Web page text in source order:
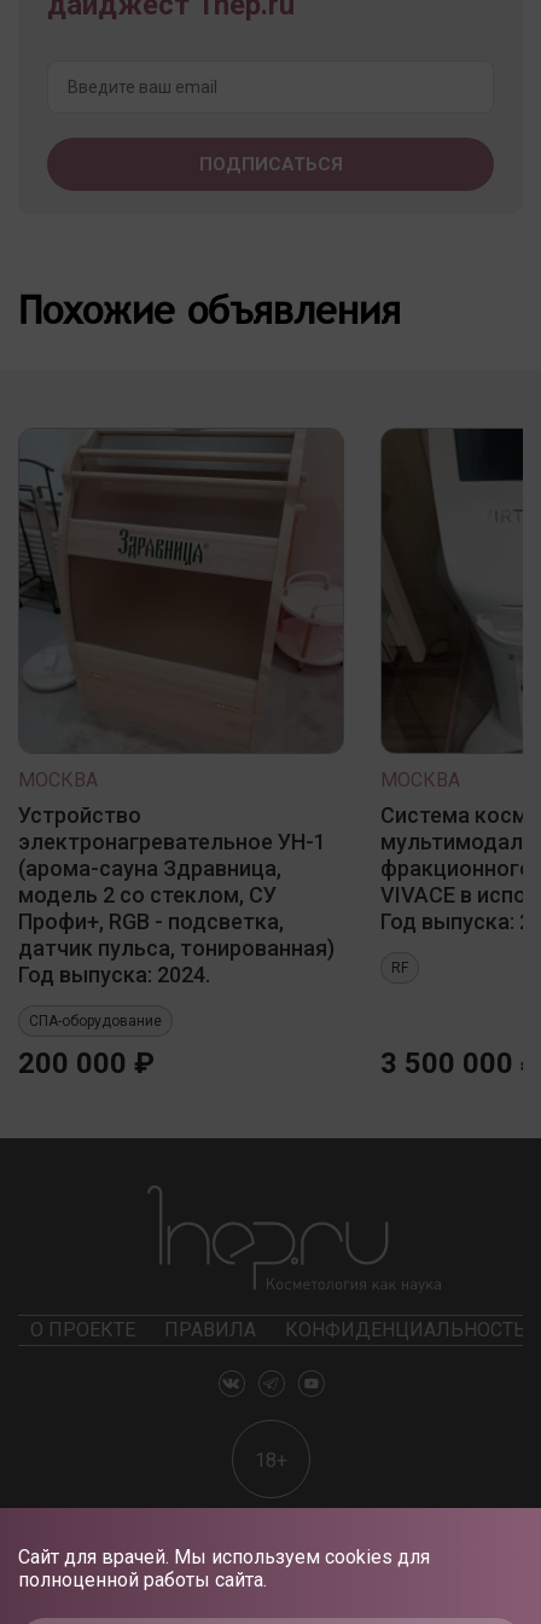
Сайт для врачей. Мы используем cookies для
полноценной работы сайта.
Похожие объявления
МОСКВА
Устройство
электронагревательное УН-1
(арома-сауна Здравница,
модель 2 со стеклом, СУ
Профи+, RGB - подсветка,
датчик пульса, тонированная)
Год выпуска: 2024.
СПА-оборудование
200 000 ₽
МОСКВА
Система
фракционного
VIVACE в
Год выпуска:
RF
3 500 000 ₽
О ПРОЕКТЕ ПРАВИЛА КОНФИДЕНЦИАЛЬНОСТЬ
18+